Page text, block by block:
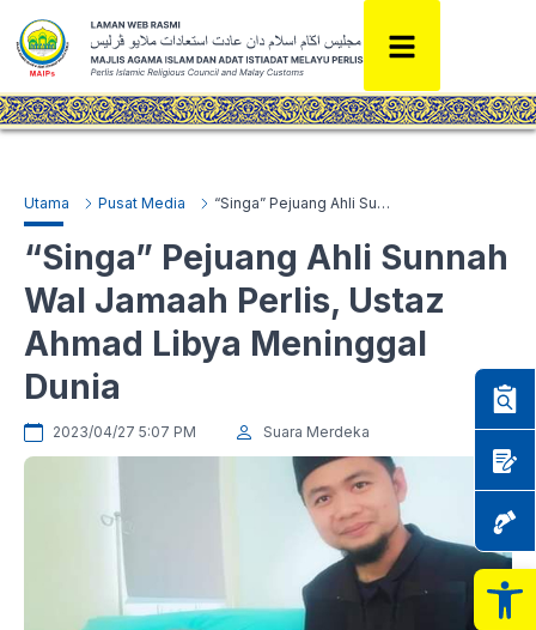
Utama Pusat Media “Singa” Pejuang Ahli Sunnah Wal Jamaah Perlis, Ustaz Ahmad Libya Meninggal Dunia
“Singa” Pejuang Ahli Sunnah
Wal Jamaah Perlis, Ustaz
Ahmad Libya Meninggal
Dunia
2023/04/27 5:07 PM Suara Merdeka